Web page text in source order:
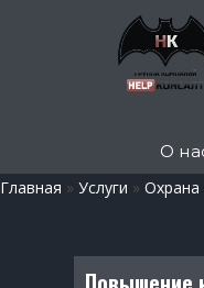
О
Главная » Услуги » Охрана